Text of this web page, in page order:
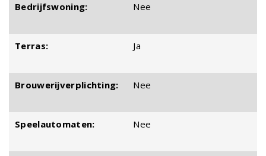
Bedrijfswoning: Nee
Terras: Ja
Brouwerijverplichting: Nee
Speelautomaten: Nee